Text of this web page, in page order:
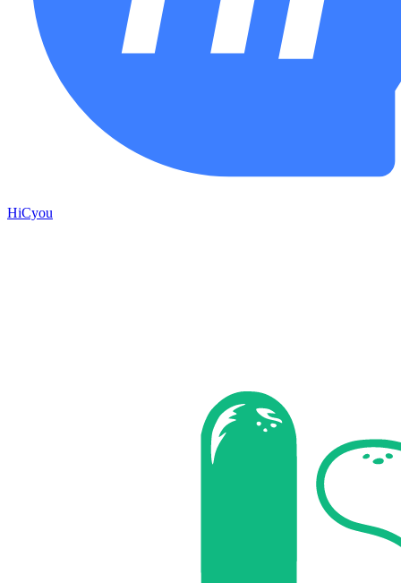
HiCyou